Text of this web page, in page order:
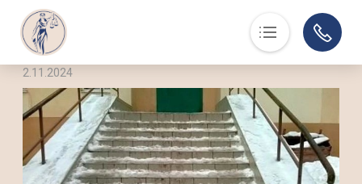
Люди, события, факты
Суд в помощь
Юристам
2.11.2024